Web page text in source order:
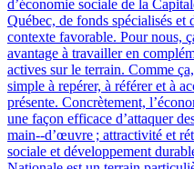
d’économie sociale de la
Québec, de fonds spécialisés et
contexte favorable. Pour nous,
avantage à travailler en
actives sur le terrain. Comme
simple à repérer, à référer et à
présente. Concrètement,
une façon efficace d’attaquer
main‑-d’œuvre ; attractivité et
sociale et développement